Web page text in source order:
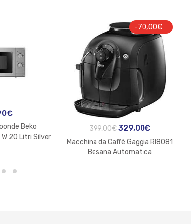
€
Beko
W 20 Litri Silver
-70,00€
399,00€ Il
prezzo
originale
329,00€Il
prezzo
attuale
Macchina da Caffè Gaggia RI8081
Besana Automatica